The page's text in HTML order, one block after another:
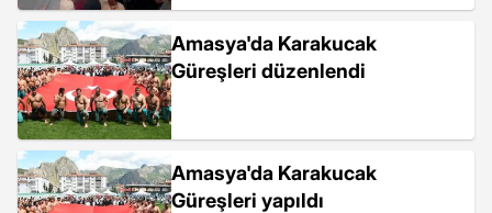
Amasya'da Karakucak
Güreşleri düzenlendi
Amasya'da Karakucak
Güreşleri yapıldı